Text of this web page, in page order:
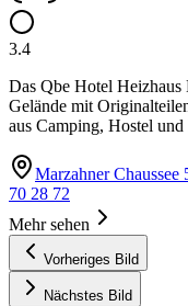
3.4
Das Qbe Hotel
Gelände mit
aus Camping, Hostel
Marzahner
70 28 72
Mehr sehen
Vorheriges Bild
Nächstes Bild